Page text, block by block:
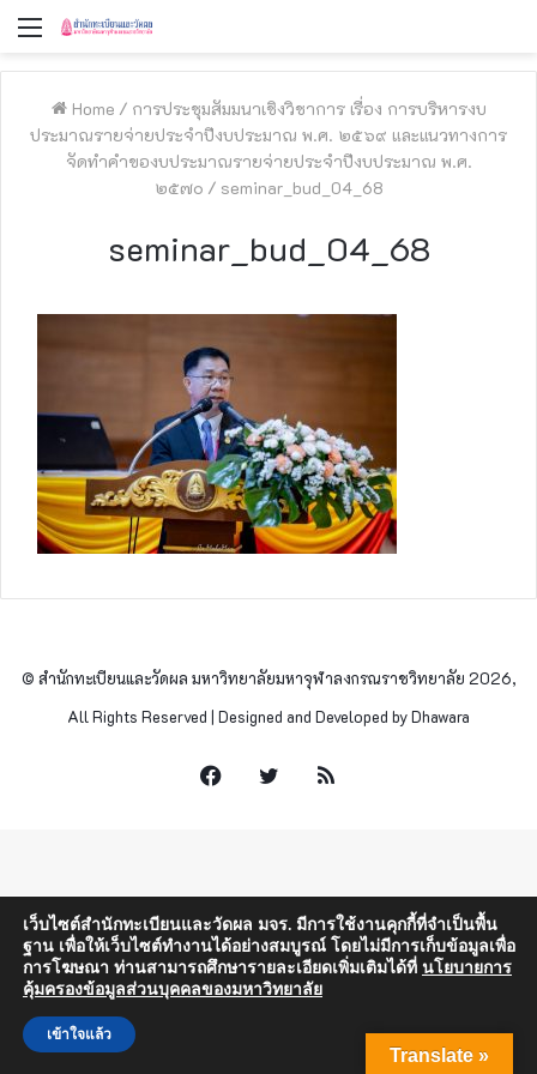
Menu
Home / การประชุมสัมมนาเชิงวิชาการ เรื่อง การบริหารงบ
ประมาณรายจ่ายประจำปีงบประมาณ พ.ศ. ๒๕๖๙ และแนวทางการ
จัดทำคำของบประมาณรายจ่ายประจำปีงบประมาณ พ.ศ.
๒๕๗๐ / seminar_bud_04_68
seminar_bud_04_68
© สำนักทะเบียนและวัดผล มหาวิทยาลัยมหาจุฬาลงกรณราชวิทยาลัย 2026,
All Rights Reserved | Designed and Developed by Dhawara
FacebookTwitter
Translate »
เว็บไซต์สำนักทะเบียนและวัดผล มจร. มีการใช้งานคุกกี้ที่จำเป็นพื้น
ฐาน เพื่อให้เว็บไซต์ทำงานได้อย่างสมบูรณ์ โดยไม่มีการเก็บข้อมูลเพื่อ
การโฆษณา ท่านสามารถศึกษารายละเอียดเพิ่มเติมได้ที่ นโยบายการ
คุ้มครองข้อมูลส่วนบุคคลของมหาวิทยาลัย
เข้าใจแล้ว